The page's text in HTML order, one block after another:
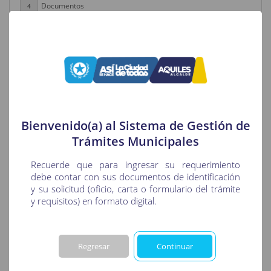
4 Documentos
Tipo Identificación :*
Escoja Tipo Identificación del Solicitante.
Identificación :*
Ingrese Identificación del Solicitante.
Bienvenido(a) al Sistema de Gestión de
Trámites Municipales
Recuerde que para ingresar su requerimiento
debe contar con sus documentos de identificación
y su solicitud (oficio, carta o formulario del trámite
y requisitos) en formato digital.
Regresar Continuar